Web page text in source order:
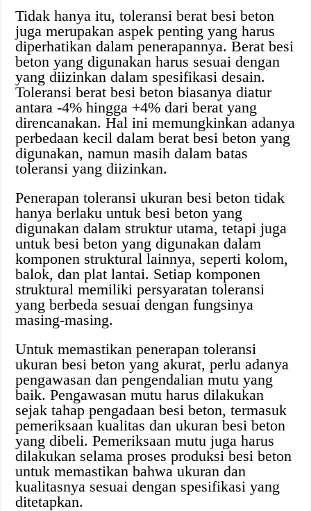
Tidak hanya itu, toleransi berat besi beton
juga merupakan aspek penting yang harus
diperhatikan dalam penerapannya. Berat besi
beton yang digunakan harus sesuai dengan
yang diizinkan dalam spesifikasi desain.
Toleransi berat besi beton biasanya diatur
antara -4% hingga +4% dari berat yang
direncanakan. Hal ini memungkinkan adanya
perbedaan kecil dalam berat besi beton yang
digunakan, namun masih dalam batas
toleransi yang diizinkan.
Penerapan toleransi ukuran besi beton tidak
hanya berlaku untuk besi beton yang
digunakan dalam struktur utama, tetapi juga
untuk besi beton yang digunakan dalam
komponen struktural lainnya, seperti kolom,
balok, dan plat lantai. Setiap komponen
struktural memiliki persyaratan toleransi
yang berbeda sesuai dengan fungsinya
masing-masing.
Untuk memastikan penerapan toleransi
ukuran besi beton yang akurat, perlu adanya
pengawasan dan pengendalian mutu yang
baik. Pengawasan mutu harus dilakukan
sejak tahap pengadaan besi beton, termasuk
pemeriksaan kualitas dan ukuran besi beton
yang dibeli. Pemeriksaan mutu juga harus
dilakukan selama proses produksi besi beton
untuk memastikan bahwa ukuran dan
kualitasnya sesuai dengan spesifikasi yang
ditetapkan.